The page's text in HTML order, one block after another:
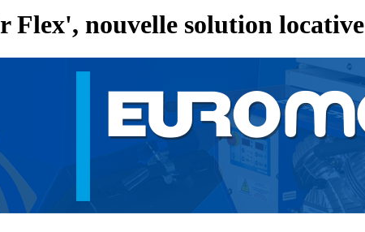
nouvelle solution locative